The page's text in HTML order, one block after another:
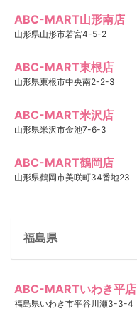
ABC-MART山形南店
山形県山形市若宮4-5-2
ABC-MART東根店
山形県東根市中央南2-2-3
ABC-MART米沢店
山形県米沢市金池7-6-3
ABC-MART鶴岡店
山形県鶴岡市美咲町34番地23
福島県
ABC-MARTいわき平店
福島県いわき市平谷川瀬3-3-4